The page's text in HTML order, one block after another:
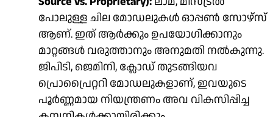
പോലുള്ള ചില മോഡലുകൾ ഓപ്പൺ സോഴ്‌സ്
ആണ്. ഇത് ആർക്കും ഉപയോഗിക്കാനും
മാറ്റങ്ങൾ വരുത്താനും അനുമതി നൽകുന്നു.
ജിപിടി, ജെമിനി, ക്ലോഡ് തുടങ്ങിയവ
പ്രൊപ്രൈറ്ററി മോഡലുകളാണ്, ഇവയുടെ
പൂർണ്ണമായ നിയന്ത്രണം അവ വികസിപ്പിച്ച